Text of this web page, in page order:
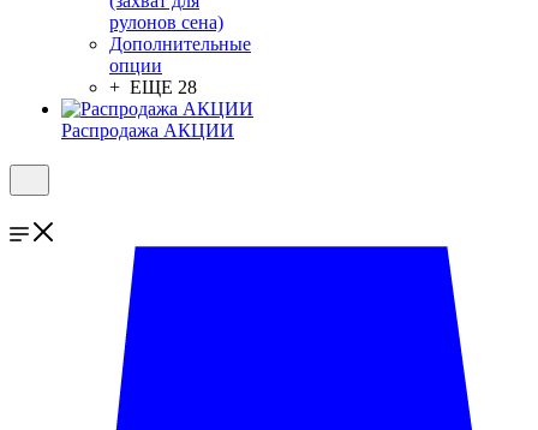
рулонов сена)
Дополнительные
опции
+ ЕЩЕ 28
Распродажа АКЦИИ